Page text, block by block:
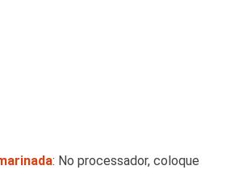
: No processador, coloque